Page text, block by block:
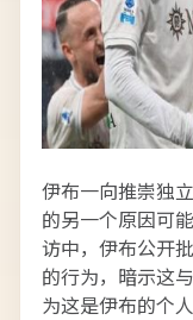
伊布一向推崇独
的另一个原因可
访中，伊布公开
的行为，暗示这
为这是伊布的个